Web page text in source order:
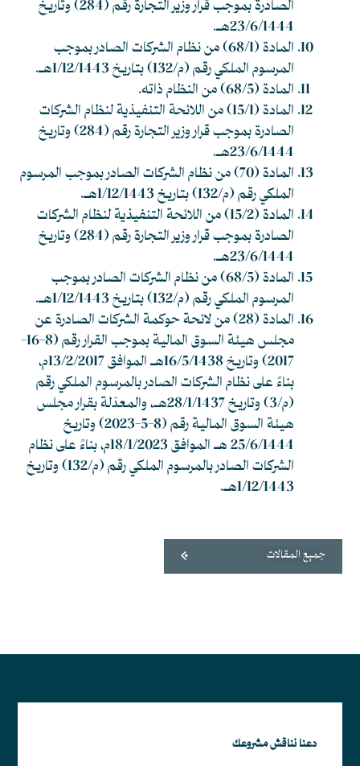
الصادرة بموجب قرار وزير التجارة رقم (284) وتاريخ
23/6/1444هـ.
المادة (68/1) من نظام الشركات الصادر بموجب
المرسوم الملكي رقم (م/132) بتاريخ 1/12/1443هـ.
المادة (68/5) من النظام ذاته.
المادة (15/1) من اللائحة التنفيذية لنظام الشركات
الصادرة بموجب قرار وزير التجارة رقم (284) وتاريخ
23/6/1444هـ.
المادة (70) من نظام الشركات الصادر بموجب المرسوم
الملكي رقم (م/132) بتاريخ 1/12/1443هـ.
المادة (15/2) من اللائحة التنفيذية لنظام الشركات
الصادرة بموجب قرار وزير التجارة رقم (284) وتاريخ
23/6/1444هـ.
المادة (68/5) من نظام الشركات الصادر بموجب
المرسوم الملكي رقم (م/132) بتاريخ 1/12/1443هـ.
المادة (28) من لائحة حوكمة الشركات الصادرة عن
مجلس هيئة السوق المالية بموجب القرار رقم (8-16-
2017) وتاريخ 16/5/1438هـ الموافق 13/2/2017م،
بناءً على نظام الشركات الصادر بالمرسوم الملكي رقم
(م/3) وتاريخ 28/1/1437هـ، والمعدّلة بقرار مجلس
هيئة السوق المالية رقم (8-5-2023) وتاريخ
25/6/1444 هـ الموافق 18/1/2023م، بناءً على نظام
الشركات الصادر بالمرسوم الملكي رقم (م/132) وتاريخ
1/12/1443هـ.
جميع المقالات
دعنا نناقش مشروعك